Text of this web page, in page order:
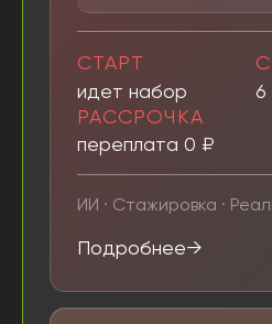
СТАРТ
идет набор
6
РАССРОЧКА
переплата 0 ₽
ИИ · Стажировка ·
Подробнее